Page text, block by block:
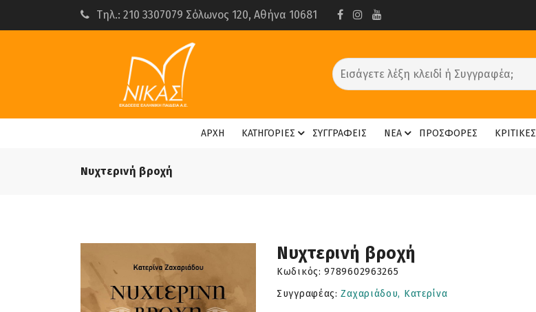
Τηλ.: 210 3307079 Σόλωνος 120, Αθήνα 10681
ΑΡΧΗ ΚΑΤΗΓΟΡΙΕΣ ΣΥΓΓΡΑΦΕΙΣ ΝΕΑ ΠΡΟΣΦΟΡΕΣ ΚΡΙΤΙΚΕΣ
Νυχτερινή βροχή
Νυχτερινή βροχή
Κωδικός:9789602963265
Συγγραφέας:Ζαχαριάδου, Κατερίνα